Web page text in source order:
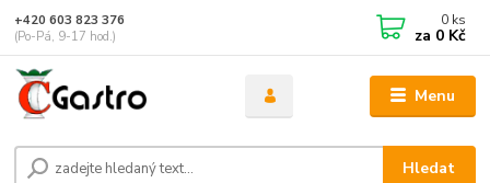
Menu
Hledat
+420 603 823 376
(Po-Pá, 9-17 hod.)
0 ks
za 0 Kč